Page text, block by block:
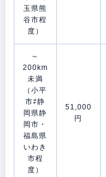
玉県熊
谷市程
度）
～
200km
未満
（小平
市⇄静
岡県静
岡市・
福島県
いわき
市程
度）
51,000
円